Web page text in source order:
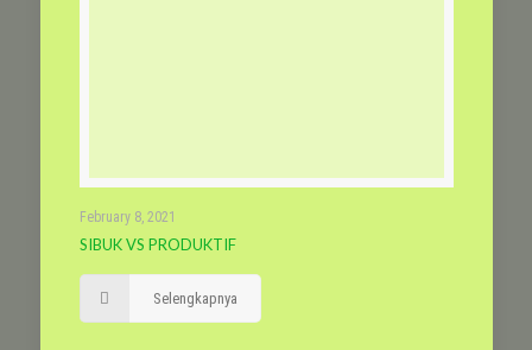
February 8, 2021
SIBUK VS PRODUKTIF
Selengkapnya